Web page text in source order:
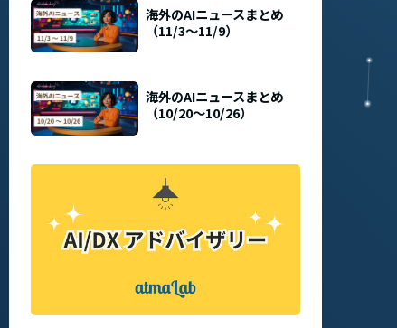
海外のAIニュースまとめ
（11/3〜11/9）
海外のAIニュースまとめ
（10/20〜10/26）